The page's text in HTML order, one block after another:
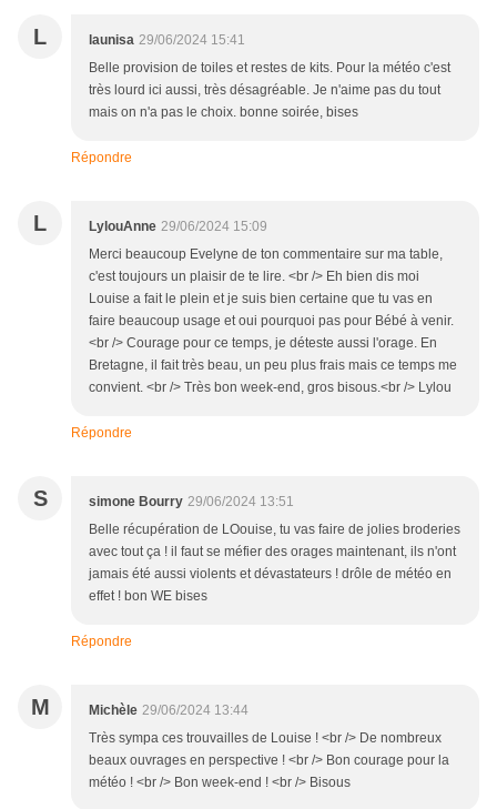
L launisa 29/06/2024 15:41
Belle provision de toiles et restes de kits. Pour la météo c'est
très lourd ici aussi, très désagréable. Je n'aime pas du tout
mais on n'a pas le choix. bonne soirée, bises
Répondre
L LylouAnne 29/06/2024 15:09
Merci beaucoup Evelyne de ton commentaire sur ma table,
c'est toujours un plaisir de te lire. <br /> Eh bien dis moi
Louise a fait le plein et je suis bien certaine que tu vas en
faire beaucoup usage et oui pourquoi pas pour Bébé à venir.
<br /> Courage pour ce temps, je déteste aussi l'orage. En
Bretagne, il fait très beau, un peu plus frais mais ce temps me
convient. <br /> Très bon week-end, gros bisous.<br /> Lylou
Répondre
S simone Bourry 29/06/2024 13:51
Belle récupération de LOouise, tu vas faire de jolies broderies
avec tout ça ! il faut se méfier des orages maintenant, ils n'ont
jamais été aussi violents et dévastateurs ! drôle de météo en
effet ! bon WE bises
Répondre
M Michèle 29/06/2024 13:44
Très sympa ces trouvailles de Louise ! <br /> De nombreux
beaux ouvrages en perspective ! <br /> Bon courage pour la
météo ! <br /> Bon week-end ! <br /> Bisous